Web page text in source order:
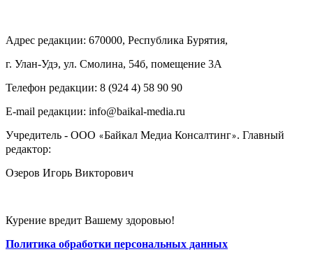
Адрес редакции: 670000, Республика Бурятия,
г. Улан-Удэ, ул. Смолина, 54б, помещение 3А
Телефон редакции: ‎‎8 (924 4) 58 90 90
E-mail редакции: info@baikal-media.ru
Учредитель - ООО «Байкал Медиа Консалтинг». Главный
редактор:
Озеров Игорь Викторович
Курение вредит Вашему здоровью!
Политика обработки персональных данных